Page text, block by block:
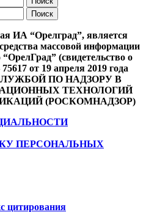
ИА “Орелград”, является
массовой информации
(свидетельство о
от 19 апреля 2019 года
ПО НАДЗОРУ В
ТЕХНОЛОГИЙ
(РОСКОМНАДЗОР)
ПЕРСОНАЛЬНЫХ